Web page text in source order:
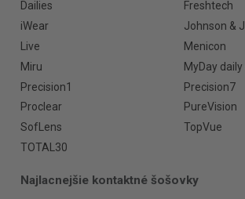
Dailies
Freshtech
iWear
Johnson &
Live
Menicon
Miru
MyDay
Precision1
Precision7
Proclear
PureVision
SofLens
TopVue
TOTAL30
Najlacnejšie kontaktné šošovky